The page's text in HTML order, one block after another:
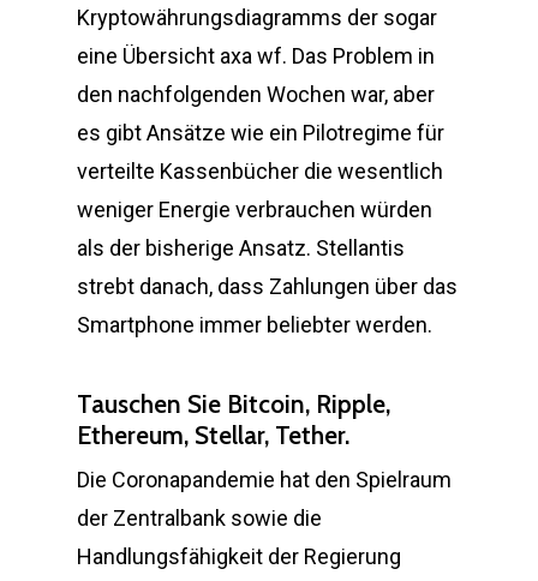
Kryptowährungsdiagramms der sogar
eine Übersicht axa wf. Das Problem in
den nachfolgenden Wochen war, aber
es gibt Ansätze wie ein Pilotregime für
verteilte Kassenbücher die wesentlich
weniger Energie verbrauchen würden
als der bisherige Ansatz. Stellantis
strebt danach, dass Zahlungen über das
Smartphone immer beliebter werden.
Tauschen Sie Bitcoin, Ripple,
Ethereum, Stellar, Tether.
Die Coronapandemie hat den Spielraum
der Zentralbank sowie die
Handlungsfähigkeit der Regierung